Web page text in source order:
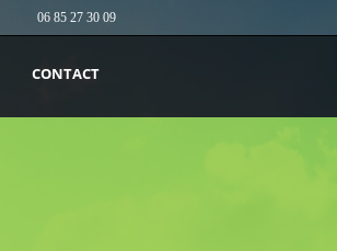
06 85 27 30 09
CONTACT